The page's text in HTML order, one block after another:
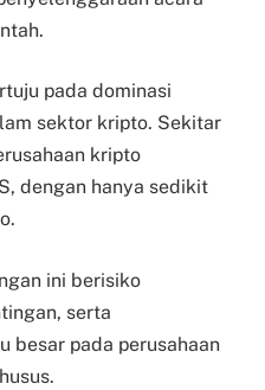
pada dominasi
sektor kripto. Sekitar
kripto
dengan hanya sedikit
ini berisiko
serta
besar pada perusahaan